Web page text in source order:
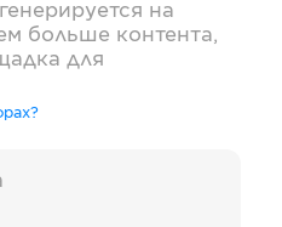
на
больше контента,
для